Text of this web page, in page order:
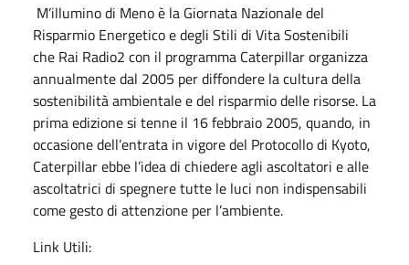
M’illumino di Meno è la Giornata Nazionale del
Risparmio Energetico e degli Stili di Vita Sostenibili
che Rai Radio2 con il programma Caterpillar organizza
annualmente dal 2005 per diffondere la cultura della
sostenibilità ambientale e del risparmio delle risorse. La
prima edizione si tenne il 16 febbraio 2005, quando, in
occasione dell’entrata in vigore del Protocollo di Kyoto,
Caterpillar ebbe l’idea di chiedere agli ascoltatori e alle
ascoltatrici di spegnere tutte le luci non indispensabili
come gesto di attenzione per l’ambiente.
Link Utili: